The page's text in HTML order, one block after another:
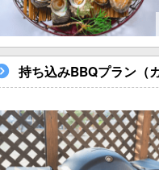
持ち込みBBQプラン（